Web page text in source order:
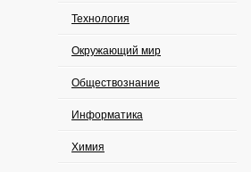
Технология
Окружающий мир
Обществознание
Информатика
Химия